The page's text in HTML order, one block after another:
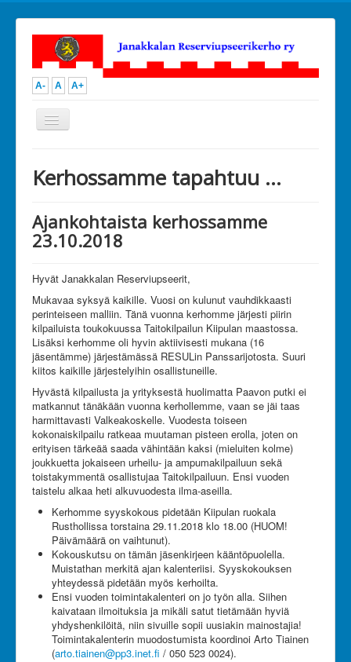
A- A A+
Vaihda
navigointi
Toiminta
Kilpailutoiminta
Kerhoillat ja perheretket
Muu toiminta
Kalenteri
Ota yhteyttä
Liity jäseneksi
Tue toimintaamme
Olet tässä: JanRU
Ajankohtaista kerhossamme 23.10.2018
Kerhossamme tapahtuu ...
Ajankohtaista kerhossamme
23.10.2018
Hyvät Janakkalan Reserviupseerit,
Mukavaa syksyä kaikille. Vuosi on kulunut vauhdikkaasti
perinteiseen malliin. Tänä vuonna kerhomme järjesti piirin
kilpailuista toukokuussa Taitokilpailun Kiipulan maastossa.
Lisäksi kerhomme oli hyvin aktiivisesti mukana (16
jäsentämme) järjestämässä RESULin Panssarijotosta. Suuri
kiitos kaikille järjestelyihin osallistuneille.
Hyvästä kilpailusta ja yrityksestä huolimatta Paavon putki ei
matkannut tänäkään vuonna kerhollemme, vaan se jäi taas
harmittavasti Valkeakoskelle. Vuodesta toiseen
kokonaiskilpailu ratkeaa muutaman pisteen erolla, joten on
erityisen tärkeää saada vähintään kaksi (mieluiten kolme)
joukkuetta jokaiseen urheilu- ja ampumakilpailuun sekä
toistakymmentä osallistujaa Taitokilpailuun. Ensi vuoden
taistelu alkaa heti alkuvuodesta ilma-aseilla.
Kerhomme syyskokous pidetään Kiipulan ruokala
Rusthollissa torstaina 29.11.2018 klo 18.00 (HUOM!
Päivämäärä on vaihtunut).
Kokouskutsu on tämän jäsenkirjeen kääntöpuolella.
Muistathan merkitä ajan kalenteriisi. Syyskokouksen
yhteydessä pidetään myös kerhoilta.
Ensi vuoden toimintakalenteri on jo työn alla. Siihen
kaivataan ilmoituksia ja mikäli satut tietämään hyviä
yhdyshenkilöitä, niin sivuille sopii uusiakin mainostajia!
Toimintakalenterin muodostumista koordinoi Arto Tiainen
(arto.tiainen@pp3.inet.fi / 050 523 0024).